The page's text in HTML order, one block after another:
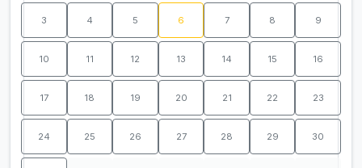
3 4 5 6 7 8 9
10 11 12 13 14 15 16
17 18 19 20 21 22 23
24 25 26 27 28 29 30